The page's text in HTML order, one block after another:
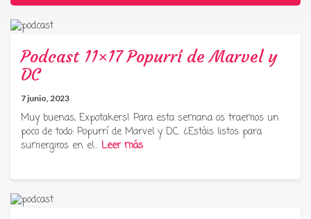
Podcast 11×17 Popurrí de Marvel y
DC
7 junio, 2023
Muy buenas, Expotakers! Para esta semana os traemos un
poco de todo: Popurrí de Marvel y DC. ¿Estáis listos para
sumergiros en el… Leer más